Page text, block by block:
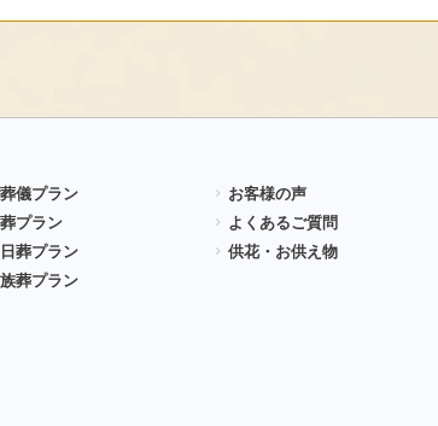
儀プラン
プラン
葬プラン
葬プラン
お客様の声
よくあるご質問
供花・お供え物